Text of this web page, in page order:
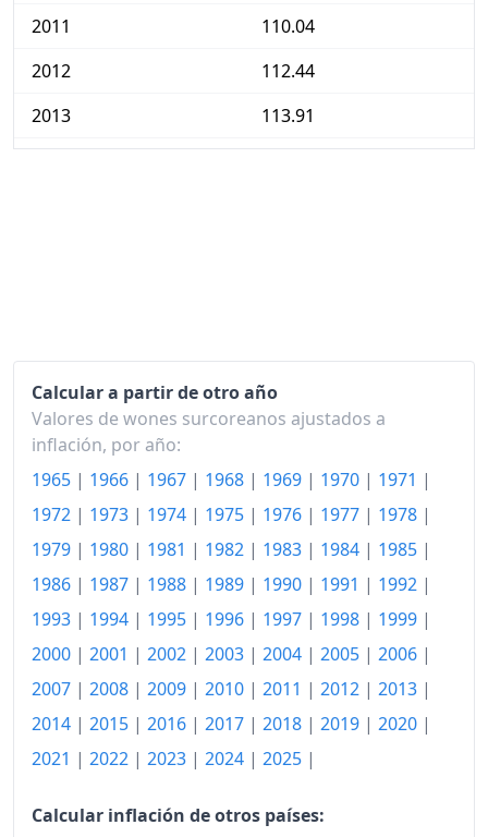
2011
110.04
2012
112.44
2013
113.91
2019
121.81
2020
122.47
2021
125.53
2022
131.91
2023
136.66
2024
139.83
2025
142.80
2026-06
146.95
147.44
Calcular a partir de otro año
Valores de wones surcoreanos ajustados a
inflación, por año:
1965 | 1966 | 1967 | 1968 | 1969 | 1970 | 1971 |
1972 | 1973 | 1974 | 1975 | 1976 | 1977 | 1978 |
1979 | 1980 | 1981 | 1982 | 1983 | 1984 | 1985 |
1986 | 1987 | 1988 | 1989 | 1990 | 1991 | 1992 |
1993 | 1994 | 1995 | 1996 | 1997 | 1998 | 1999 |
2000 | 2001 | 2002 | 2003 | 2004 | 2005 | 2006 |
2007 | 2008 | 2009 | 2010 | 2011 | 2012 | 2013 |
2014 | 2015 | 2016 | 2017 | 2018 | 2019 | 2020 |
2021 | 2022 | 2023 | 2024 | 2025 |
Calcular inflación de otros países: